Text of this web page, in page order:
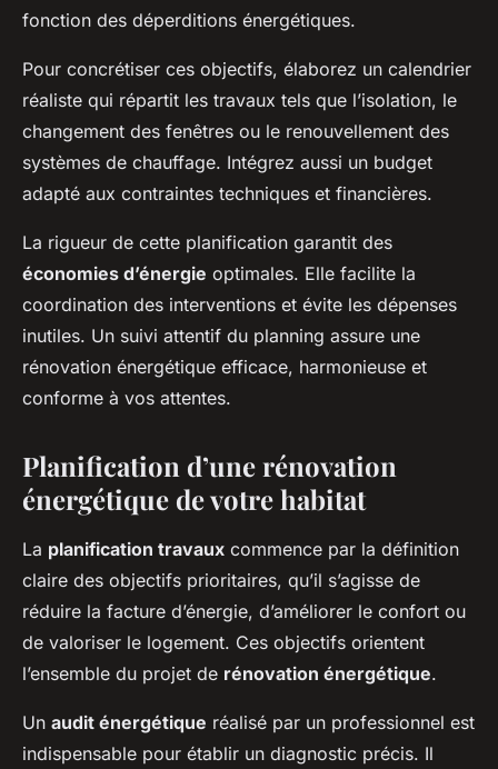
fonction des déperditions énergétiques.
Pour concrétiser ces objectifs, élaborez un calendrier
réaliste qui répartit les travaux tels que l’isolation, le
changement des fenêtres ou le renouvellement des
systèmes de chauffage. Intégrez aussi un budget
adapté aux contraintes techniques et financières.
La rigueur de cette planification garantit des
économies d’énergie optimales. Elle facilite la
coordination des interventions et évite les dépenses
inutiles. Un suivi attentif du planning assure une
rénovation énergétique efficace, harmonieuse et
conforme à vos attentes.
Planification d’une rénovation
énergétique de votre habitat
La planification travaux commence par la définition
claire des objectifs prioritaires, qu’il s’agisse de
réduire la facture d’énergie, d’améliorer le confort ou
de valoriser le logement. Ces objectifs orientent
l’ensemble du projet de rénovation énergétique.
Un audit énergétique réalisé par un professionnel est
indispensable pour établir un diagnostic précis. Il